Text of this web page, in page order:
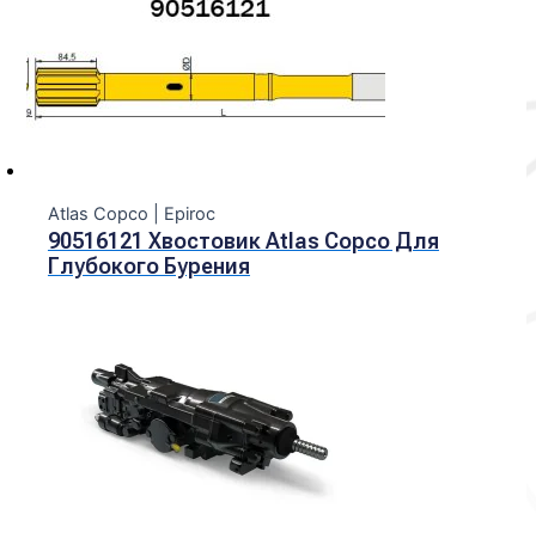
Atlas Copco | Epiroc
90516121 Хвостовик Atlas Copco Для
Глубокого Бурения